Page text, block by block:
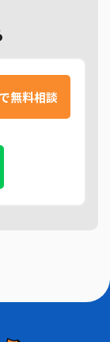
無料相談